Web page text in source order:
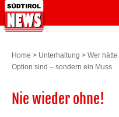
Home > Unterhaltung > Wer
Option sind – sondern ein Muss
Nie wieder ohne!